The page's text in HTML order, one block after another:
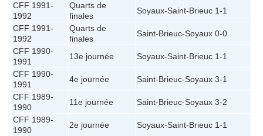
CFF 1991-
1992
Quarts de
finales
Soyaux-Saint-Brieuc 1-1
CFF 1991-
1992
Quarts de
finales
Saint-Brieuc-Soyaux 0-0
CFF 1990-
1991
13e journée Soyaux-Saint-Brieuc 1-1
CFF 1990-
1991
4e journée Saint-Brieuc-Soyaux 3-1
CFF 1989-
1990
11e journée Saint-Brieuc-Soyaux 3-2
CFF 1989-
1990
2e journée Soyaux-Saint-Brieuc 1-1